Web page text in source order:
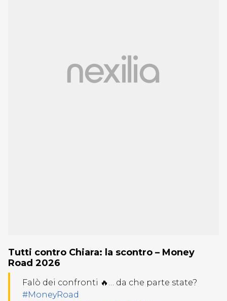
Tutti contro Chiara: la scontro – Money
Road 2026
Falò dei confronti 🔥… da che parte state?
#MoneyRoad